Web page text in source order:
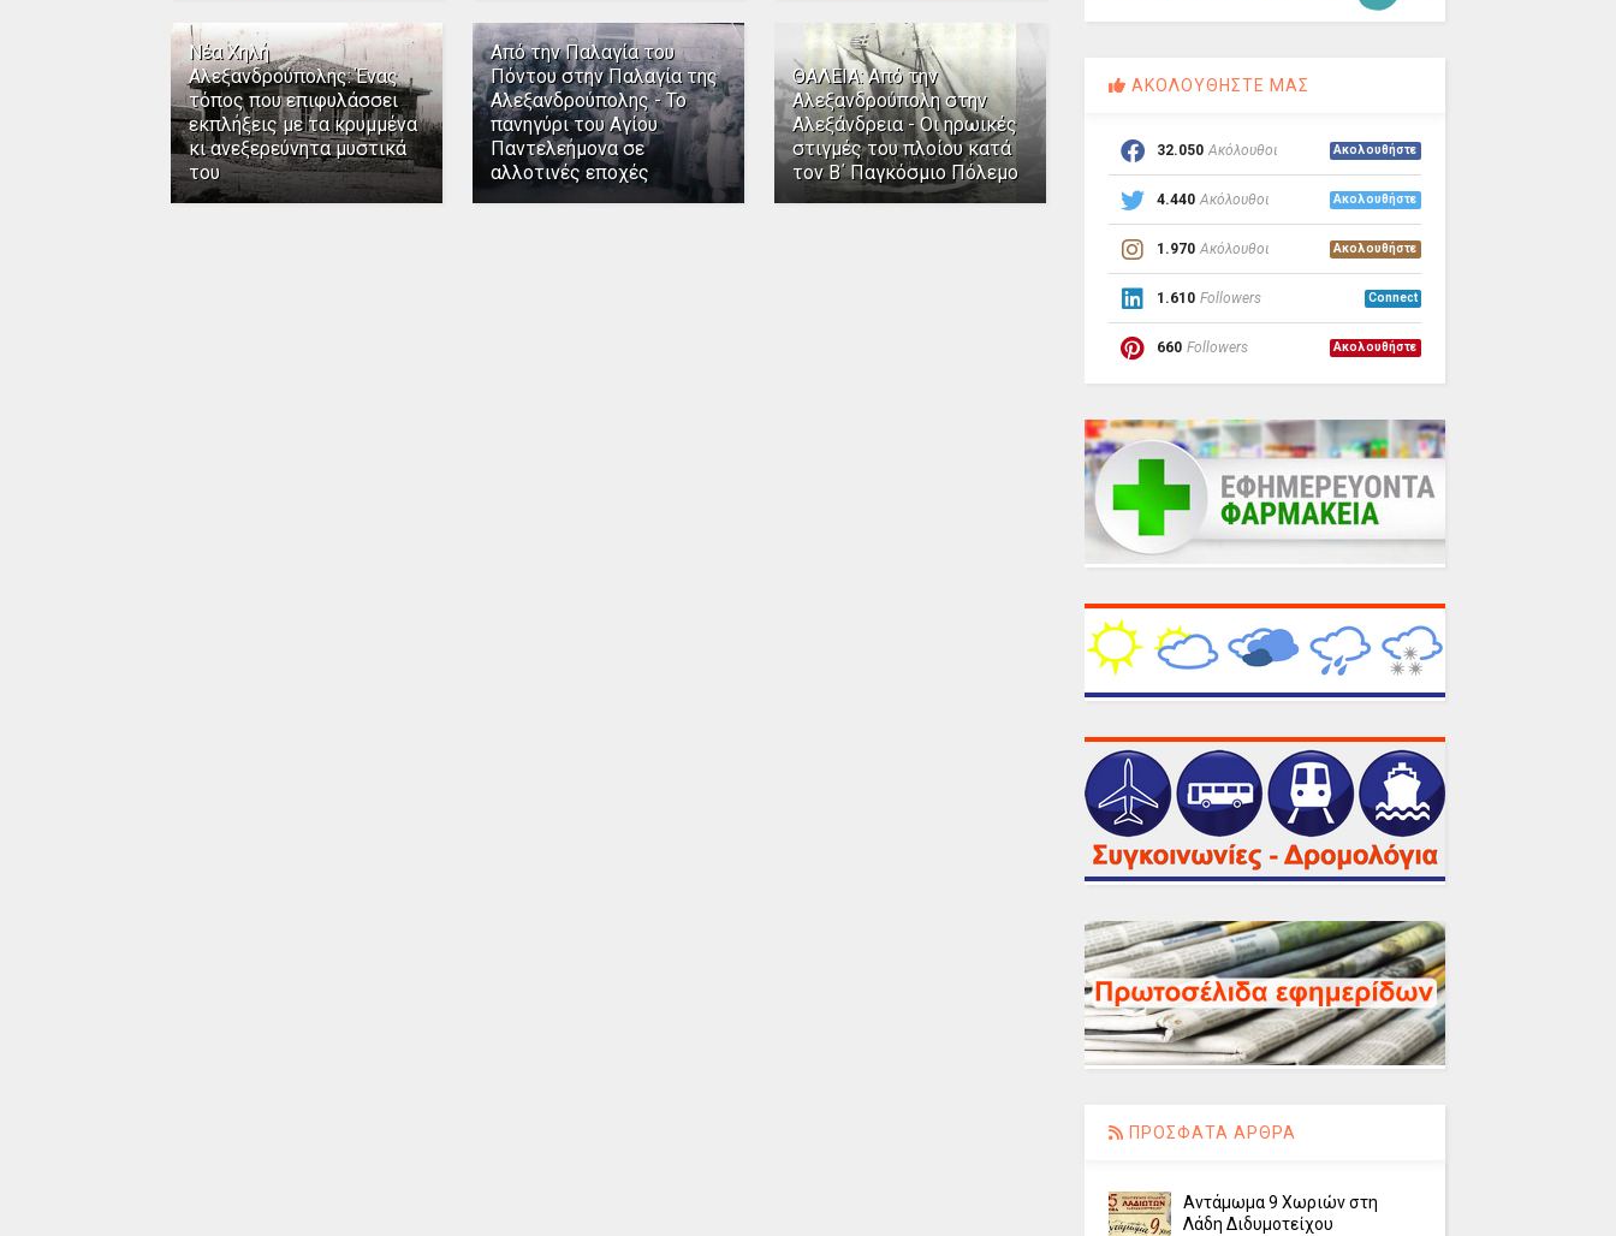
Νέα Χηλή
Αλεξανδρούπολης: Ένας
τόπος που επιφυλάσσει
εκπλήξεις με τα κρυμμένα
κι ανεξερεύνητα μυστικά
του
Από την Παλαγία του
Πόντου στην Παλαγία της
Αλεξανδρούπολης - Το
πανηγύρι του Αγίου
Παντελεήμονα σε
αλλοτινές εποχές
ΘΑΛΕΙΑ: Από την
Αλεξανδρούπολη στην
Αλεξάνδρεια - Οι ηρωικές
στιγμές του πλοίου κατά
τον Β΄ Παγκόσμιο Πόλεμο
ΑΚΟΛΟΥΘΗΣΤΕ ΜΑΣ
32.050 Ακόλουθοι Ακολουθήστε
4.440 Ακόλουθοι Ακολουθήστε
1.970 Ακόλουθοι Ακολουθήστε
1.610 Followers Connect
660 Followers Ακολουθήστε
ΠΡΟΣΦΑΤΑ ΑΡΘΡΑ
Αντάμωμα 9 Χωριών στη
Λάδη Διδυμοτείχου